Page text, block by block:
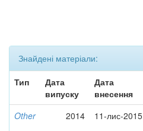
Знайдені матеріали:
Тип
Дата
випуску
Дата
внесення
Other 2014 11-лис-2015